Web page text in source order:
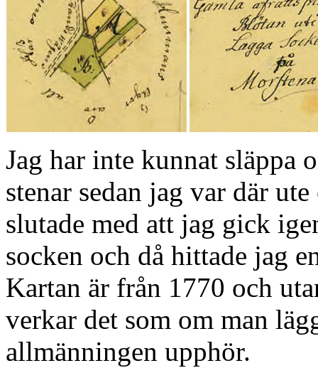
Jag har inte kunnat släppa
stenar sedan jag var där
slutade med att jag gick
socken och då hittade jag
Kartan är från 1770 och
verkar det som om man
allmänningen upphör.